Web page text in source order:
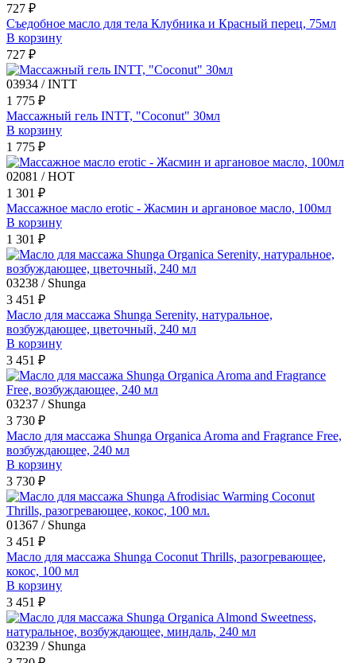
727 ₽
Съедобное масло для тела Клубника и Красный перец, 75мл
В корзину
727 ₽
03934 / INTT
1 775 ₽
Массажный гель INTT, "Coconut" 30мл
В корзину
1 775 ₽
02081 / HOT
1 301 ₽
Массажное масло erotic - Жасмин и аргановое масло, 100мл
В корзину
1 301 ₽
03238 / Shunga
3 451 ₽
Масло для массажа Shunga Serenity, натуральное,
возбуждающее, цветочный, 240 мл
В корзину
3 451 ₽
03237 / Shunga
3 730 ₽
Масло для массажа Shunga Organica Aroma and Fragrance Free,
возбуждающее, 240 мл
В корзину
3 730 ₽
01367 / Shunga
3 451 ₽
Масло для массажа Shunga Coconut Thrills, разогревающее,
кокос, 100 мл
В корзину
3 451 ₽
03239 / Shunga